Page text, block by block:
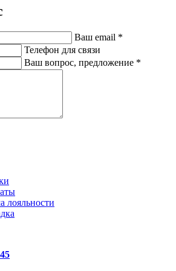
Ваш email *
Телефон для связи
Ваш вопрос, предложение *
лояльности